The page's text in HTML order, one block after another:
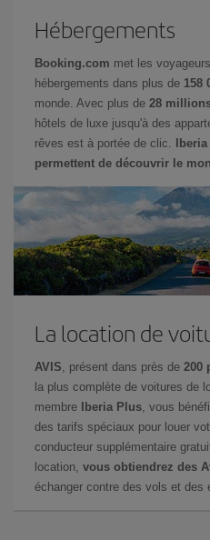
Hébergements
Booking.com met les
hébergements dans plus de 158
monde. Avec plus de 28
hôtels de luxe jusqu'à des
rêves est à portée de clic.
permettent de découvrir le
La location de
AVIS , présent dans près de 200
la plus complète de voitures de
membre
Iberia Plus , vous
des tarifs spéciaux pour louer
conducteur supplémentaire
location, vous obtiendrez des
échanger contre des vols et des